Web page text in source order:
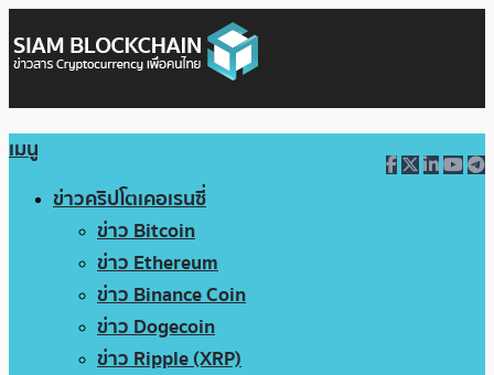
เมนู
ข่าวคริปโตเคอเรนซี่
ข่าว Bitcoin
ข่าว Ethereum
ข่าว Binance Coin
ข่าว Dogecoin
ข่าว Ripple (XRP)